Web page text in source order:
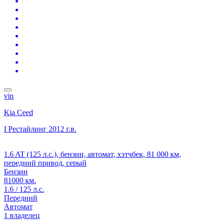
vin
Kia Ceed
I Рестайлинг 2012 г.в.
1.6 AT (125 л.с.), бензин, автомат, хэтчбек, 81 000 км,
передний привод, серый
Бензин
81000 км.
1.6 / 125 л.с.
Передний
Автомат
1 владелец